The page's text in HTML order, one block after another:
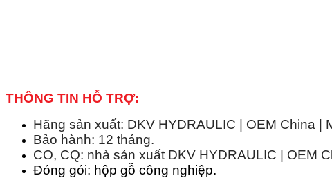
THÔNG TIN HỖ TRỢ:
Hãng sản xuất: DKV HYDRAULIC | OEM China |
Bảo hành: 12 tháng.
CO, CQ: nhà sản xuất DKV HYDRAULIC | OEM
Đóng gói: hộp gỗ công nghiệp.